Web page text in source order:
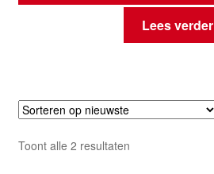
Lees verder
Toont alle 2 resultatenGesorteerd